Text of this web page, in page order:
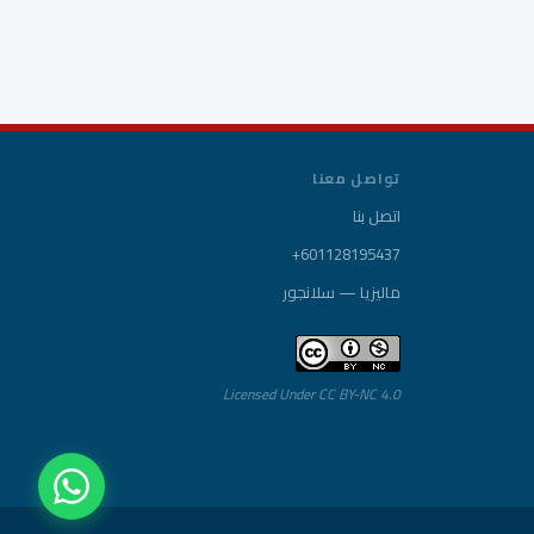
تواصل معنا
اتصل بنا
+601128195437
ماليزيا — سلانجور
Licensed Under CC BY-NC 4.0